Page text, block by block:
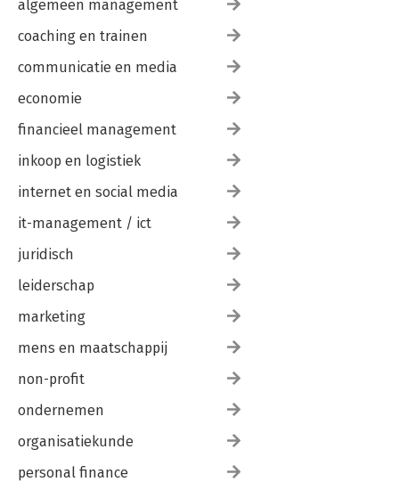
algemeen management
coaching en trainen
communicatie en media
economie
financieel management
inkoop en logistiek
internet en social media
it-management / ict
juridisch
leiderschap
marketing
mens en maatschappij
non-profit
ondernemen
organisatiekunde
personal finance